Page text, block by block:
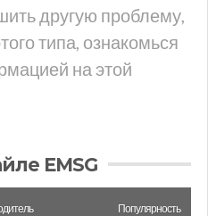
другую проблему,
типа, ознакомься
на этой
EMSG
Популярность